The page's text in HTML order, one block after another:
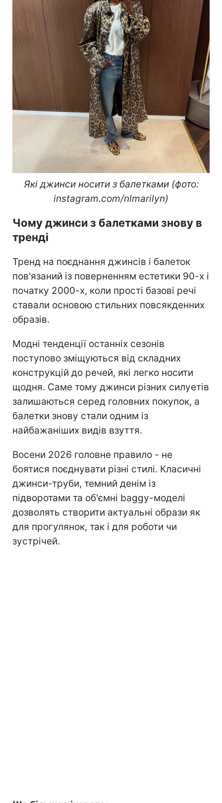
Які джинси носити з балетками (фото:
instagram.com/nlmarilyn)
Чому джинси з балетками знову в
тренді
Тренд на поєднання джинсів і балеток
пов'язаний із поверненням естетики 90-х і
початку 2000-х, коли прості базові речі
ставали основою стильних повсякденних
образів.
Модні тенденції останніх сезонів
поступово зміщуються від складних
конструкцій до речей, які легко носити
щодня. Саме тому джинси різних силуетів
залишаються серед головних покупок, а
балетки знову стали одним із
найбажаніших видів взуття.
Восени 2026 головне правило - не
боятися поєднувати різні стилі. Класичні
джинси-труби, темний денім із
підворотами та об'ємні baggy-моделі
дозволять створити актуальні образи як
для прогулянок, так і для роботи чи
зустрічей.